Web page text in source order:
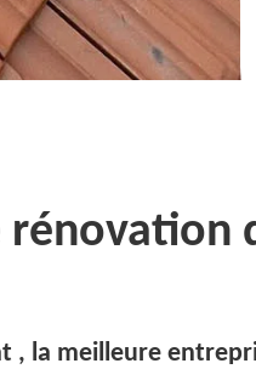
rénovation
, la meilleure